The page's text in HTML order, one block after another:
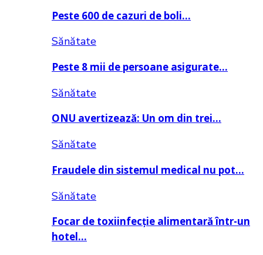
Peste 600 de cazuri de boli…
Sănătate
Peste 8 mii de persoane asigurate…
Sănătate
ONU avertizează: Un om din trei…
Sănătate
Fraudele din sistemul medical nu pot…
Sănătate
Focar de toxiinfecție alimentară într-un
hotel…